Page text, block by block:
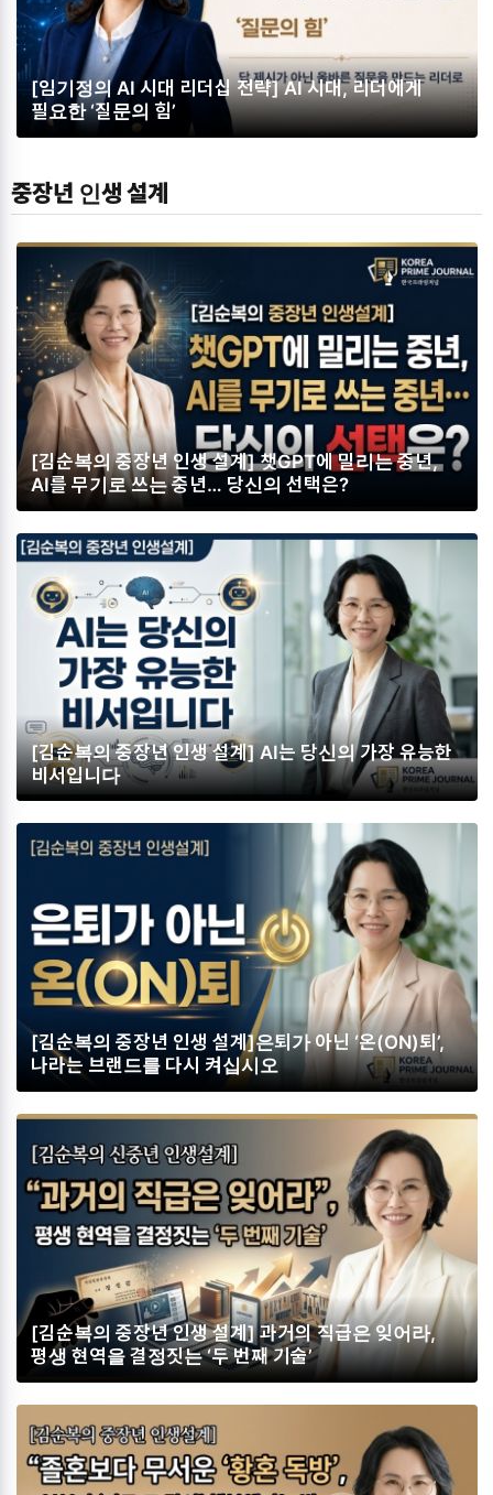
[임기정의 AI 시대 리더십 전략] AI 시대, 리더에게
필요한 ‘질문의 힘’
중장년 인생 설계
[김순복의 중장년 인생 설계] 챗GPT에 밀리는 중년,
AI를 무기로 쓰는 중년… 당신의 선택은?
[김순복의 중장년 인생 설계] AI는 당신의 가장 유능한
비서입니다
[김순복의 중장년 인생 설계]은퇴가 아닌 ‘온(ON)퇴’,
나라는 브랜드를 다시 켜십시오
[김순복의 중장년 인생 설계] 과거의 직급은 잊어라,
평생 현역을 결정짓는 ‘두 번째 기술’